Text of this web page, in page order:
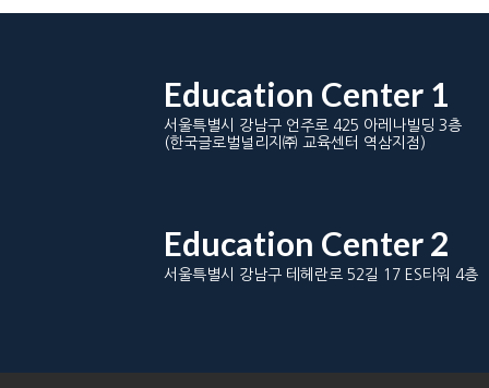
Education Center 1
서울특별시 강남구 언주로 425 아레나빌딩 3층
(한국글로벌널리지㈜ 교육센터 역삼지점)
Education Center 2
서울특별시 강남구 테헤란로 52길 17 ES타워 4층